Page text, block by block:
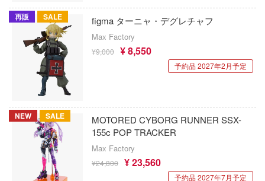
再販 SALE figma ターニャ・デグレチャフ
Max Factory
¥9,000 ¥ 8,550
予約品 2027年2月予定
NEW SALE
MOTORED CYBORG RUNNER SSX-
155c POP TRACKER
Max Factory
¥24,800 ¥ 23,560
予約品 2027年7月予定
ガールズバンドクライ
ガールガンレディ
機甲創世記モスピーダ
キン肉マン
キルラキル
ALUMINA
アルター
RMZ ホビー(童友社)
アルクラッドII(プラッツ)
アニュラス
ガイバー
パトレイバー
GRIDMAN
ャージョウ